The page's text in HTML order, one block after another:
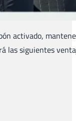
activado,
las siguientes